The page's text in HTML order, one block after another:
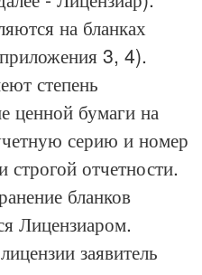
на бланках
3, 4).
степень
ценной бумаги на
серию и номер
отчетности.
бланков
Лицензиаром.
заявитель